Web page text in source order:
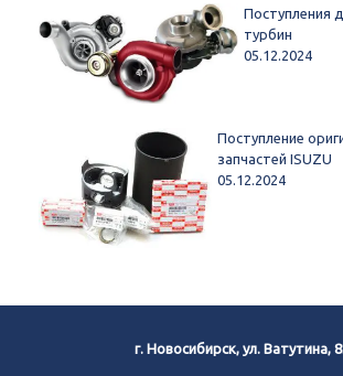
Поступления
турбин
05.12.2024
Поступление
запчастей ISUZU
05.12.2024
г. Новосибирск, ул. Ватутина,